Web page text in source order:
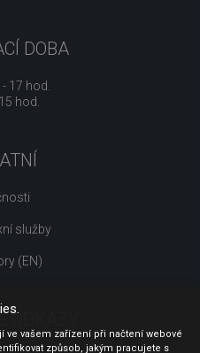
DOBA
17 hod.
hod.
služby
(EN)
ODKAZY
ve vašem zařízení při načtení webové
způsob, jakým pracujete s